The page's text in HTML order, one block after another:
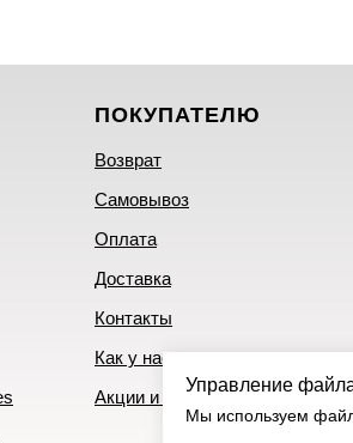
ПОКУПАТЕЛЮ
Возврат
Самовывоз
Оплата
Доставка
Контакты
Как у нас купить
Акции и скидки
Управление
Мы используем